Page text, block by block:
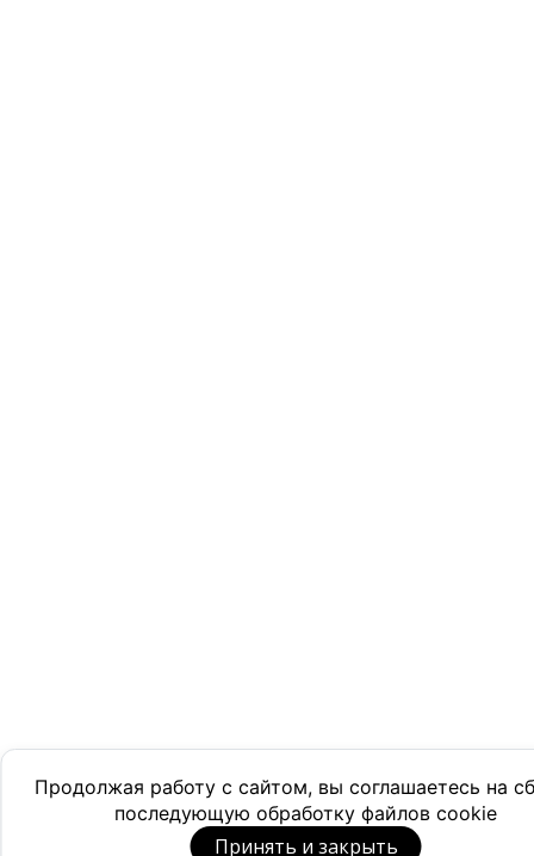
Продолжая работу с сайтом, вы соглашаетесь на
последующую обработку файлов cookie
Принять и закрыть